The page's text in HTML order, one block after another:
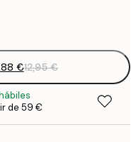
€12,95 €
de 59 €